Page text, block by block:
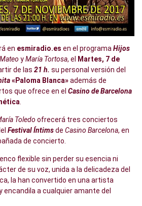
en esmiradio.es en el programa Hijos
yMaría Tortosa, el Martes, 7 de
de las 21 h. su personal versión del
«Paloma Blanca»además de
que ofrece en el Casino de Barcelona
Toledo ofrecerá tres conciertos
Festival Íntimsde Casino Barcelona, en
de concierto.
flexible sin perder su esencia ni
de su voz, unida a la delicadeza del
la han convertido en una artista
encandila a cualquier amante del